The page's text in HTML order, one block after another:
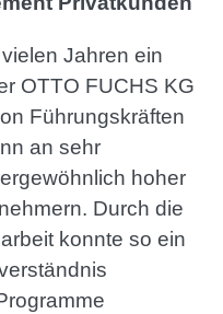
Jahren ein
OTTO FUCHS KG
Führungskräften
an sehr
hoher
Durch die
konnte so ein